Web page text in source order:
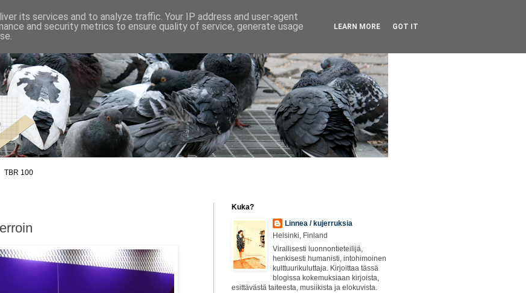
TBR 100
Kuka?
Linnea / kujerruksia
Helsinki, Finland
Virallisesti luonnontieteilijä,
henkisesti humanisti, intohimoinen
kulttuurikuluttaja. Kirjoittaa tässä
blogissa kokemuksiaan kirjoista,
esittävästä taiteesta, musiikista ja elokuvista.
its services and to analyze traffic. Your IP address and user-agent
and security metrics to ensure quality of service, generate usage
LEARN MORE GOT IT